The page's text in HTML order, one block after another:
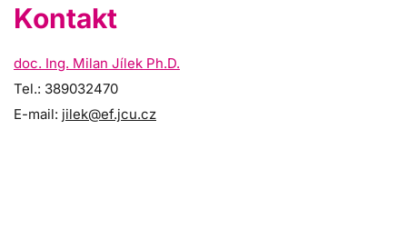
Kontakt
doc. Ing. Milan Jílek Ph.D.
Tel.: 389032470
E-mail: jilek@ef.jcu.cz